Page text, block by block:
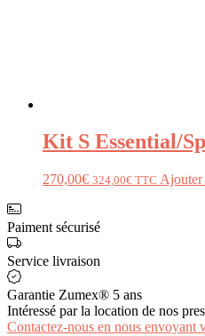
Kit S Essential/
270,00€ 324,00€ TTC Ajouter
Paiment sécurisé
Service livraison
Garantie Zumex® 5 ans
Intéressé par la location de nos
Contactez-nous en nous envoyant